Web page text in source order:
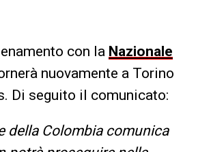
con la Nazionale
nuovamente a Torino
Di seguito il comunicato:
della Colombia comunica